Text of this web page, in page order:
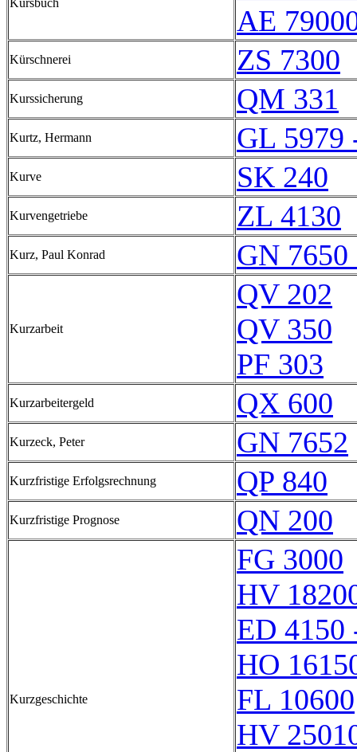
Kursbuch
AE
Kürschnerei ZS 7300
Kurssicherung QM 331
Kurtz, Hermann GL 5979
Kurve SK 240
Kurvengetriebe ZL 4130
Kurz, Paul Konrad GN
Kurzarbeit
QV 202
QV 350
PF 303
Kurzarbeitergeld QX 600
Kurzeck, Peter GN 7652
Kurzfristige Erfolgsrechnung QP 840
Kurzfristige Prognose QN 200
Kurzgeschichte
FG 3000
HV
ED 4150
HO
FL 10600
HV